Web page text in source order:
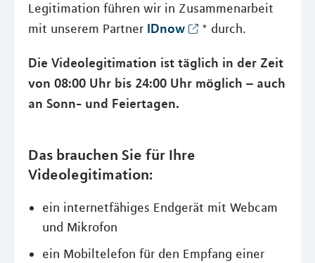
Legitimation führen wir in Zusammenarbeit
mit unserem Partner IDnow * durch.
Die Videolegitimation ist täglich in der Zeit
von 08:00 Uhr bis 24:00 Uhr möglich – auch
an Sonn- und Feiertagen.
Das brauchen Sie für Ihre
Videolegitimation:
ein internetfähiges Endgerät mit Webcam
und Mikrofon
ein Mobiltelefon für den Empfang einer